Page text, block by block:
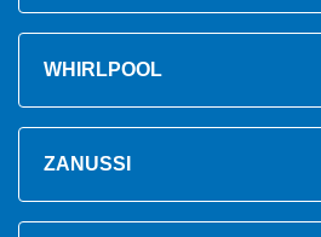
WHIRLPOOL
ZANUSSI